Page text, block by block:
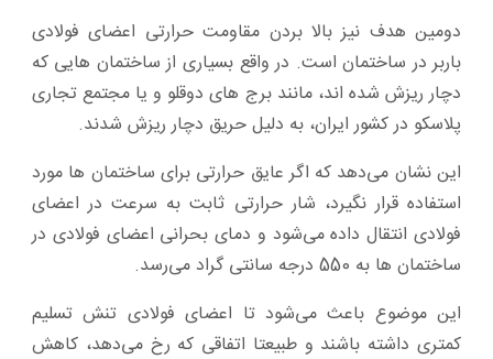
دومین هدف نیز بالا بردن مقاومت حرارتی اعضای فولادی
باربر در ساختمان است. در واقع بسیاری از ساختمان هایی که
دچار ریزش شده اند، مانند برج های دوقلو و یا مجتمع تجاری
پلاسکو در کشور ایران، به دلیل حریق دچار ریزش شدند.
این نشان می‌دهد که اگر عایق حرارتی برای ساختمان ها مورد
استفاده قرار نگیرد، شار حرارتی ثابت به سرعت در اعضای
فولادی انتقال داده می‌شود و دمای بحرانی اعضای فولادی در
ساختمان ها به 550 درجه سانتی گراد می‌رسد.
این موضوع باعث می‌شود تا اعضای فولادی تنش تسلیم
کمتری داشته باشند و طبیعتا اتفاقی که رخ می‌دهد، کاهش